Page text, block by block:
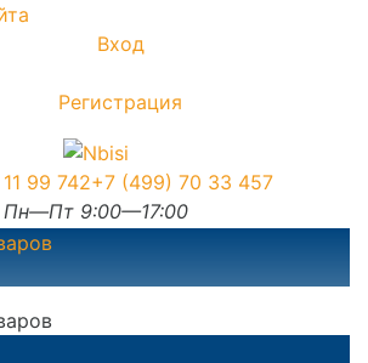
Вход
Регистрация
99 742+7 (499) 70 33 457
Пн—Пт 9:00—17:00